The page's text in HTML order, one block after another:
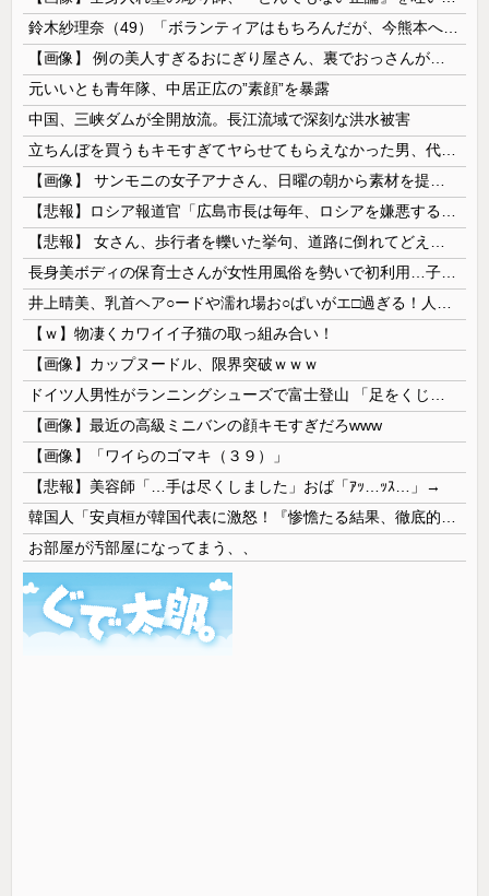
元いいとも青年隊、中居正広の”素顔”を暴露
中国、三峡ダムが全開放流。長江流域で深刻な洪水被害
【ｗ】物凄くカワイイ子猫の取っ組み合い！
【画像】カップヌードル、限界突破ｗｗｗ
【画像】最近の高級ミニバンの顔キモすぎだろwww
【画像】「ワイらのゴマキ（３９）」
【悲報】美容師「…手は尽くしました」おば「ｱｯ…ｯｽ…」→
お部屋が汚部屋になってまう、、